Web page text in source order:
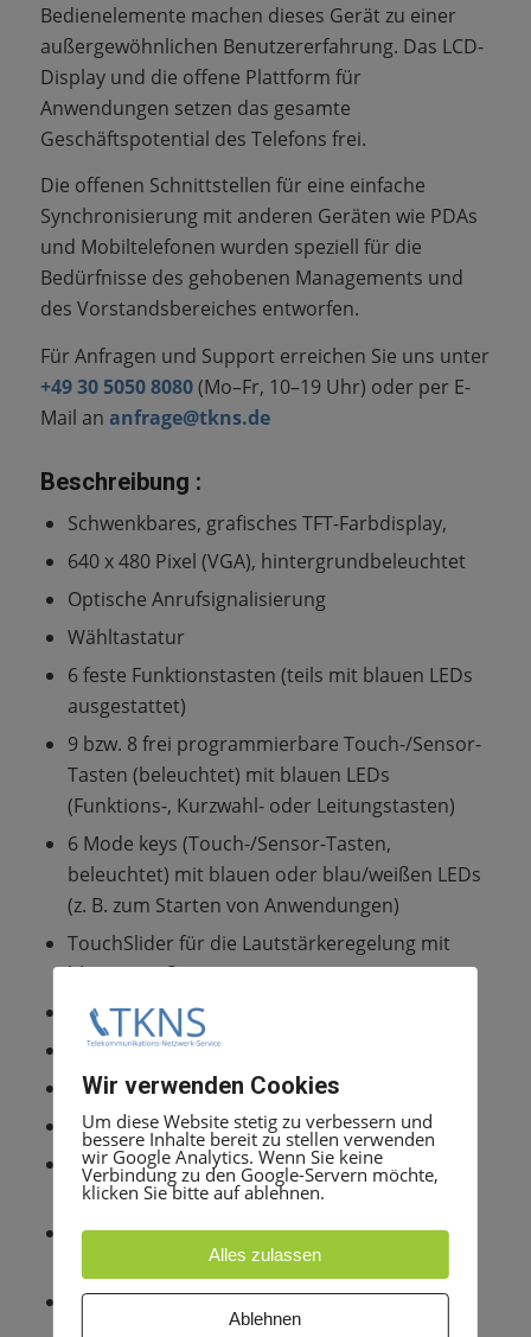
Bedienelemente machen dieses Gerät zu einer
außergewöhnlichen Benutzererfahrung. Das LCD-
Display und die offene Plattform für
Anwendungen setzen das gesamte
Geschäftspotential des Telefons frei.
Die offenen Schnittstellen für eine einfache
Synchronisierung mit anderen Geräten wie PDAs
und Mobiltelefonen wurden speziell für die
Bedürfnisse des gehobenen Managements und
des Vorstandsbereiches entworfen.
Für Anfragen und Support erreichen Sie uns unter
+49 30 5050 8080(Mo–Fr, 10–19 Uhr) oder per E-
Mail an anfrage@tkns.de
Beschreibung :
Schwenkbares, grafisches TFT-Farbdisplay,
640 x 480 Pixel (VGA), hintergrundbeleuchtet
Optische Anrufsignalisierung
Wähltastatur
6 feste Funktionstasten (teils mit blauen LEDs
ausgestattet)
9 bzw. 8 frei programmierbare Touch-/Sensor-
Tasten (beleuchtet) mit blauen LEDs
(Funktions-, Kurzwahl- oder Leitungstasten)
6 Mode keys (Touch-/Sensor-Tasten,
beleuchtet) mit blauen oder blau/weißen LEDs
(z. B. zum Starten von Anwendungen)
TouchSlider für die Lautstärkeregelung mit
blauen/weißen LEDs
TouchGuide zur Navigation
Freisprechen (Vollduplex)
Hochwertige Ruftöne
Sprachwahl (abhängig von der Version)
Anschlussmöglichkeit für OpenStage Key
Module
Anschlussmöglichkeit für OpenStage USB
Headset-Buchse für corded und cordless
Wir verwenden Cookies
Um diese Website stetig zu verbessern und
bessere Inhalte bereit zu stellen verwenden
wir Google Analytics. Wenn Sie keine
Verbindung zu den Google-Servern möchte,
klicken Sie bitte auf ablehnen.
Alles zulassen
Ablehnen